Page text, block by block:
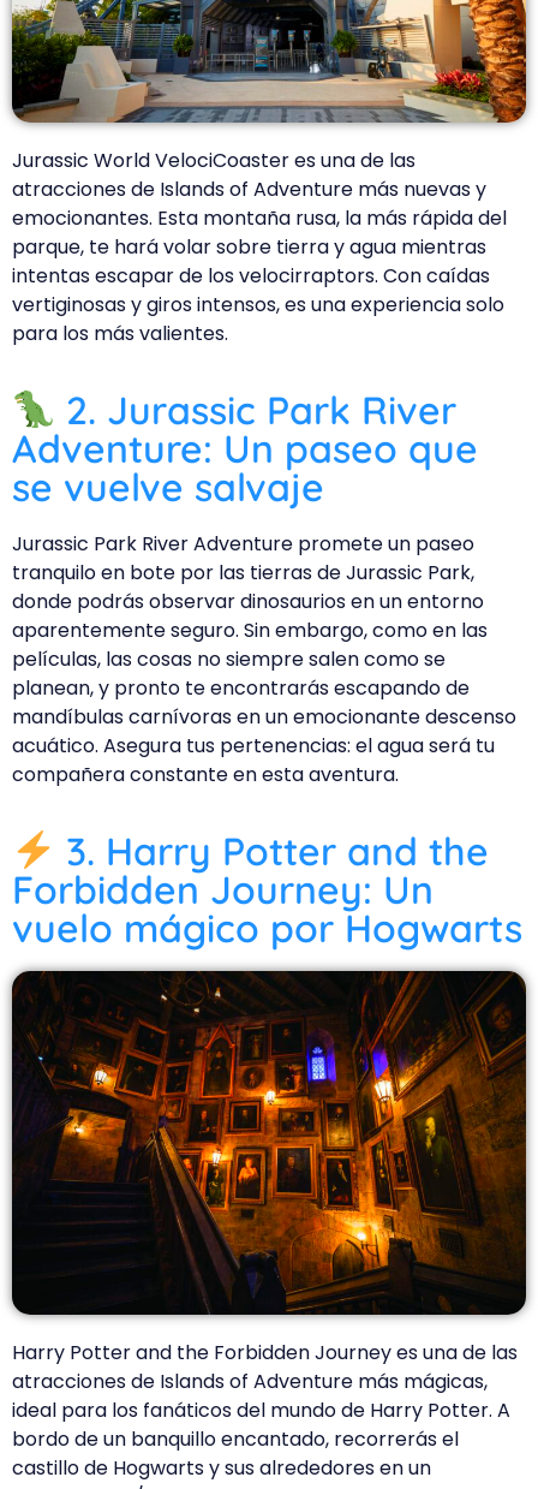
Jurassic World VelociCoaster es una de las
atracciones de Islands of Adventure más nuevas y
emocionantes. Esta montaña rusa, la más rápida del
parque, te hará volar sobre tierra y agua mientras
intentas escapar de los velocirraptors. Con caídas
vertiginosas y giros intensos, es una experiencia solo
para los más valientes.
2. Jurassic Park River
Adventure: Un paseo que
se vuelve salvaje
Jurassic Park River Adventure promete un paseo
tranquilo en bote por las tierras de Jurassic Park,
donde podrás observar dinosaurios en un entorno
aparentemente seguro. Sin embargo, como en las
películas, las cosas no siempre salen como se
planean, y pronto te encontrarás escapando de
mandíbulas carnívoras en un emocionante descenso
acuático. Asegura tus pertenencias: el agua será tu
compañera constante en esta aventura.
3. Harry Potter and the
Forbidden Journey: Un
vuelo mágico por Hogwarts
Harry Potter and the Forbidden Journey es una de las
atracciones de Islands of Adventure más mágicas,
ideal para los fanáticos del mundo de Harry Potter. A
bordo de un banquillo encantado, recorrerás el
castillo de Hogwarts y sus alrededores en un